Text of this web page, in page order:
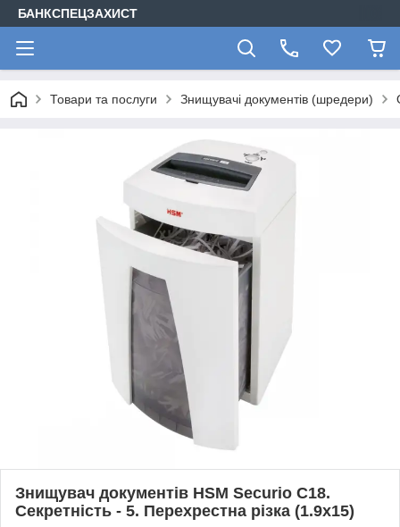
БАНКСПЕЦЗАХИСТ
Товари та послуги Знищувачі документів (шредери)
Знищувач документів HSM Securio C18.
Секретність - 5. Перехрестна різка (1.9х15)